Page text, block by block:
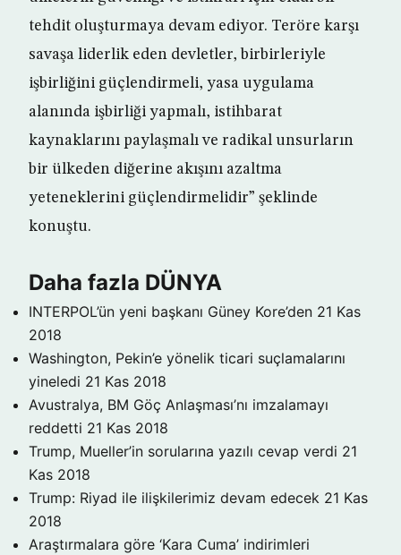
tehdit oluşturmaya devam ediyor. Teröre karşı
savaşa liderlik eden devletler, birbirleriyle
işbirliğini güçlendirmeli, yasa uygulama
alanında işbirliği yapmalı, istihbarat
kaynaklarını paylaşmalı ve radikal unsurların
bir ülkeden diğerine akışını azaltma
yeteneklerini güçlendirmelidir” şeklinde
konuştu.
Daha fazla DÜNYA
INTERPOL’ün yeni başkanı Güney Kore’den 21 Kas
2018
Washington, Pekin’e yönelik ticari suçlamalarını
yineledi 21 Kas 2018
Avustralya, BM Göç Anlaşması’nı imzalamayı
reddetti 21 Kas 2018
Trump, Mueller’in sorularına yazılı cevap verdi 21
Kas 2018
Trump: Riyad ile ilişkilerimiz devam edecek 21 Kas
2018
Araştırmalara göre ‘Kara Cuma’ indirimleri